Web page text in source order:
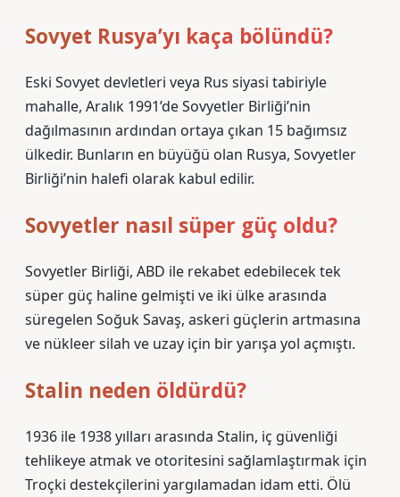
Sovyet Rusya’yı kaça bölündü?
Eski Sovyet devletleri veya Rus siyasi tabiriyle
mahalle, Aralık 1991’de Sovyetler Birliği’nin
dağılmasının ardından ortaya çıkan 15 bağımsız
ülkedir. Bunların en büyüğü olan Rusya, Sovyetler
Birliği’nin halefi olarak kabul edilir.
Sovyetler nasıl süper güç oldu?
Sovyetler Birliği, ABD ile rekabet edebilecek tek
süper güç haline gelmişti ve iki ülke arasında
süregelen Soğuk Savaş, askeri güçlerin artmasına
ve nükleer silah ve uzay için bir yarışa yol açmıştı.
Stalin neden öldürdü?
1936 ile 1938 yılları arasında Stalin, iç güvenliği
tehlikeye atmak ve otoritesini sağlamlaştırmak için
Troçki destekçilerini yargılamadan idam etti. Ölü